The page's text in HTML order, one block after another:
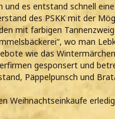
und es entstand schnell
des PSKK mit der
mit farbigen
wo man
wie das
gesponsert und
Päppelpunsch und
Weihnachtseinkäufe